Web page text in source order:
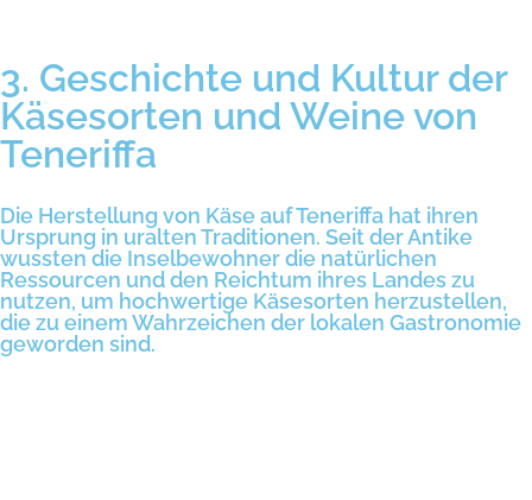
3. Geschichte und Kultur der
Käsesorten und Weine von
Teneriffa
Die Herstellung von Käse auf Teneriffa hat ihren
Ursprung in uralten Traditionen. Seit der Antike
wussten die Inselbewohner die natürlichen
Ressourcen und den Reichtum ihres Landes zu
nutzen, um hochwertige Käsesorten herzustellen,
die zu einem Wahrzeichen der lokalen Gastronomie
geworden sind.